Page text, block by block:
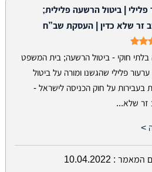
| ביטול הרשעה פלילית;
זר שלא כדין | העסקת שב”ח
חוקי - ביטול הרשעה; בית המשפט
פלילי שהגשנו ומורה על ביטול
בעבירות על חוק הכניסה לישראל -
זר שלא...
>
המאמר : 10.04.2022